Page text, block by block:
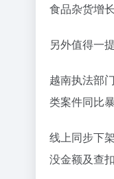
食品杂货增
另外值得一
越南执法部
类案件同比
线上同步下
没金额及查